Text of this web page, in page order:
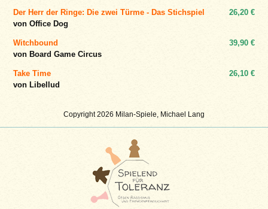
Copyright 2026 Milan-Spiele, Michael Lang
Der Herr der Ringe: Die zwei Türme - Das Stichspiel
von Office Dog
26,20 €
Witchbound
von Board Game Circus
39,90 €
Take Time
von Libellud
26,10 €